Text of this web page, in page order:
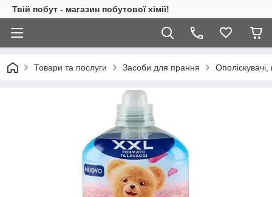
Твій побут - магазин побутової хімії!
Товари та послуги Засоби для прання